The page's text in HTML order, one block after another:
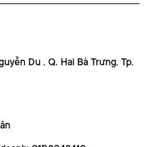
Du , Q. Hai Bà Trưng, Tp.